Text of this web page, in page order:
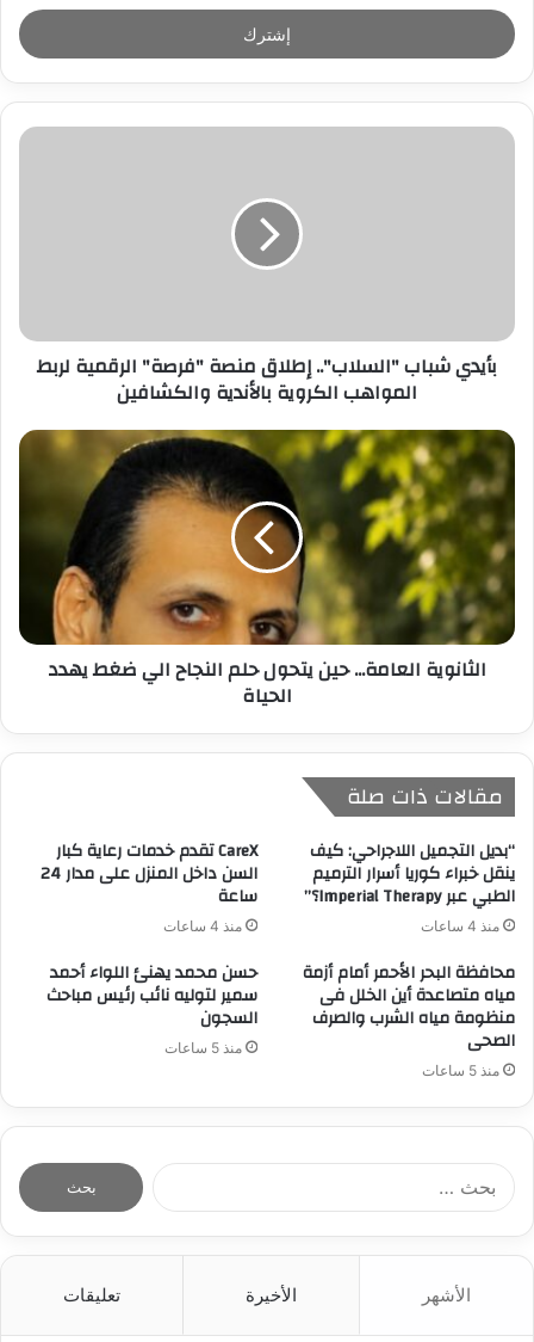
خ
ل
ر
د
ر
بأيدي شباب "السلاب".. إطلاق منصة "فرصة" الرقمية لربط
المواهب الكروية بالأندية والكشافين
الثانوية العامة... حين يتحول حلم النجاح الي ضغط يهدد
الحياة
مقالات ذات صلة
“بديل التجميل اللاجراحي: كيف
ينقل خبراء كوريا أسرار الترميم
الطبي عبر Imperial Therapy؟”
منذ 4 ساعات
CareX تقدم خدمات رعاية كبار
السن داخل المنزل على مدار 24
ساعة
منذ 4 ساعات
محافظة البحر الأحمر أمام أزمة
مياه متصاعدة أين الخلل فى
منظومة مياه الشرب والصرف
الصحى
منذ 5 ساعات
حسن محمد يهنئ اللواء أحمد
سمير لتوليه نائب رئيس مباحث
السجون
منذ 5 ساعات
الأشهر الأخيرة تعليقات